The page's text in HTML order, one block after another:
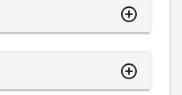
highlight_off
highlight_off